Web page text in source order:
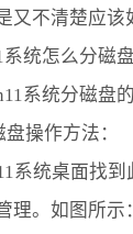
又不清楚应该
统怎么分磁
系统分磁盘
操作方法：
统桌面找到
理。如图所示：